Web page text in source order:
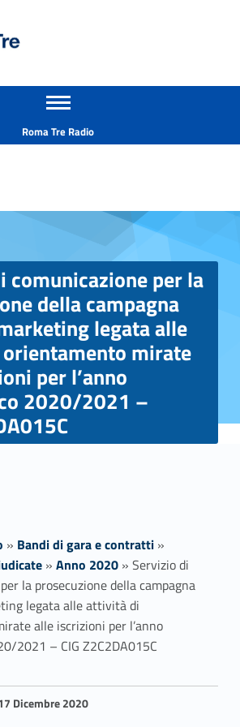
Apri il menu secondario
Roma Tre Radio
comunicazione per la
della campagna
legata alle
mirate
per l’anno
2020/2021 –
» Bandi di gara e contratti»
» Anno 2020» Servizio di
la prosecuzione della campagna
legata alle attività di
alle iscrizioni per l’anno
2021 – CIG Z2C2DA015C
Dicembre 2020